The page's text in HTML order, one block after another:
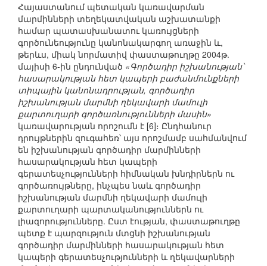
Հայաստանում պետական կառավարման
մարմինների տեղեկատվական աշխատանքի
համար պատասխանատու կառույցների
գործունեությունը կանոնակարգող առաջին և,
թերևս, միակ նորմատիվ փաստաթուղթը 2004թ.
մայիսի 6-ին ընդունված «Գործադիր իշխանության՝
հասարակության հետ կապերի բաժանմունքների
տիպային կանոնադրության, գործադիր
իշխանության մարմնի ղեկավարի մամուլի
քարտուղարի գործառնությունների մասին»
կառավարության որոշումն է [6]։ Ընդհանուր
դրույթներին զուգահեռ՝ այս որոշմամբ սահմանվում
են իշխանության գործադիր մարմինների
հասարակության հետ կապերի
գերատեսչությունների հիմնական խնդիրներն ու
գործառույթները, ինչպես նաև գործադիր
իշխանության մարմնի ղեկավարի մամուլի
քարտուղարի պարտականություններն ու
լիազորությունները. Ըստ էության, փաստաթուղթը
պետք է պարզություն մտցնի իշխանության
գործադիր մարմինների հասարակության հետ
կապերի գերատեսչությունների և ղեկավարների